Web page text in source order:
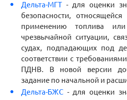
Дельта-МГТ- для оценки
безопасности,
применению топлива
чрезвычайной ситуации,
судах, подпадающих под
соответствии с
ПДНВ. В новой версии
задание по начальной и
Дельта-БЖС- для оценки